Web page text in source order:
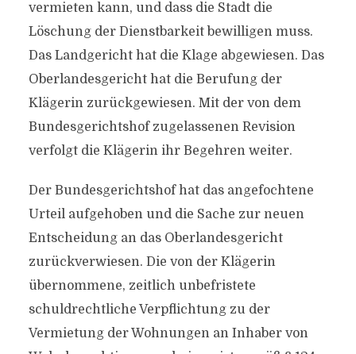
vermieten kann, und dass die Stadt die
Löschung der Dienstbarkeit bewilligen muss.
Das Landgericht hat die Klage abgewiesen. Das
Oberlandesgericht hat die Berufung der
Klägerin zurückgewiesen. Mit der von dem
Bundesgerichtshof zugelassenen Revision
verfolgt die Klägerin ihr Begehren weiter.
Der Bundesgerichtshof hat das angefochtene
Urteil aufgehoben und die Sache zur neuen
Entscheidung an das Oberlandesgericht
zurückverwiesen. Die von der Klägerin
übernommene, zeitlich unbefristete
schuldrechtliche Verpflichtung zu der
Vermietung der Wohnungen an Inhaber von